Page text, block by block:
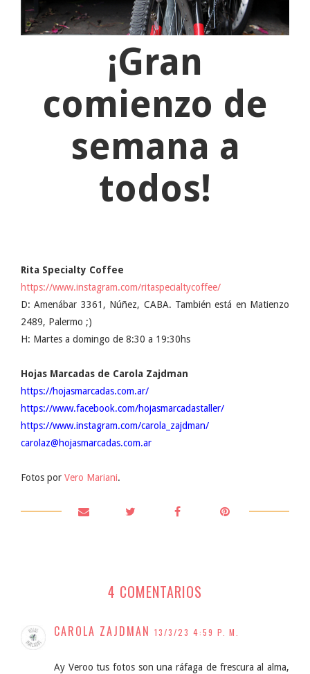
¡Gran
comienzo de
semana a
todos!
Rita Specialty Coffee
https://www.instagram.com/ritaspecialtycoffee/
D: Amenábar 3361, Núñez, CABA. También está en Matienzo
2489, Palermo ;)
H: Martes a domingo de 8:30 a 19:30hs
Hojas Marcadas de Carola Zajdman
https://hojasmarcadas.com.ar/
https://www.facebook.com/hojasmarcadastaller/
https://www.instagram.com/carola_zajdman/
carolaz@hojasmarcadas.com.ar
Fotos por Vero Mariani.
4 COMENTARIOS
CAROLA ZAJDMAN 13/3/23 4:59 P. M.
Ay Veroo tus fotos son una ráfaga de frescura al alma,